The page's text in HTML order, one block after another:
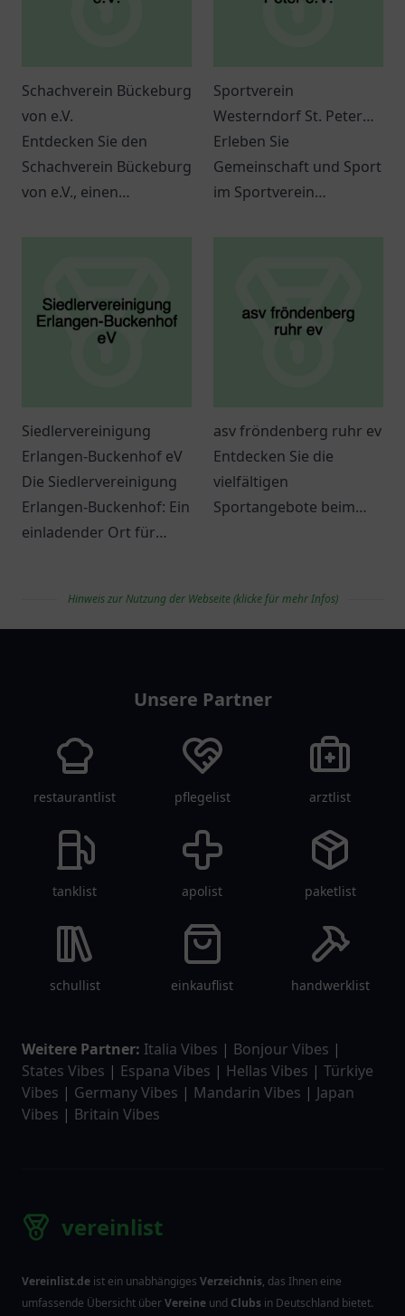
Schachverein Bückeburg
von e.V.
Entdecken Sie den
Schachverein Bückeburg
von e.V., einen
Sportverein
Westerndorf St. Peter
e.V.
Erleben Sie
Gemeinschaft und Sport
im Sportverein
Siedlervereinigung
Erlangen-Buckenhof eV
Die Siedlervereinigung
Erlangen-Buckenhof: Ein
einladender Ort für
asv fröndenberg ruhr ev
Entdecken Sie die
vielfältigen
Sportangebote beim
und neue
Bekanntschaften zu
Hinweis zur Nutzung der Webseite (klicke für mehr Infos)
Unsere Partner
restaurantlist pflegelist arztlist
tanklist apolist paketlist
schullist einkauflist handwerklist
Weitere Partner: Italia Vibes | Bonjour Vibes |
States Vibes | Espana Vibes | Hellas Vibes | Türkiye
Vibes | Germany Vibes | Mandarin Vibes | Japan
Vibes | Britain Vibes
vereinlist
Vereinlist.de ist ein unabhängiges Verzeichnis, das Ihnen eine
umfassende Übersicht überVereine und Clubs in Deutschland bietet.